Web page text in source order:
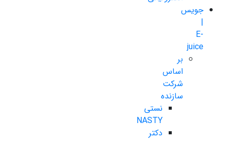
جویس
|
E-
juice
بر
اساس
شرکت
سازنده
نستی
NASTY
دکتر